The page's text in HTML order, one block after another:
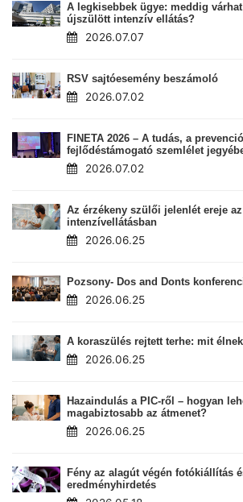
A legkisebbek ügye: meddig
újszülött intenzív ellátás?
2026.07.07
RSV sajtóesemény beszámoló
2026.07.02
FINETA 2026 – A tudás, a
fejlődéstámogató szemlélet
2026.07.02
Az érzékeny szülői jelenlét ereje
intenzívellátásban
2026.06.25
Pozsony- Dos and Donts
2026.06.25
A koraszülés rejtett terhe: mit
2026.06.25
Hazaindulás a PIC-ről – hogyan
magabiztosabb az átmenet?
2026.06.25
Fény az alagút végén fotókiállítás
eredményhirdetés